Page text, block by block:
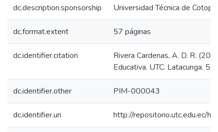
dc.description.sponsorship Universidad Técnica de
dc.format.extent 57 páginas
dc.identifier.citation
Rivera Cardenas, A. D. R.
Educativa. UTC. Latacunga. 57
dc.identifier.other PIM-000043
dc.identifier.uri http://repositorio.utc.edu.ec/